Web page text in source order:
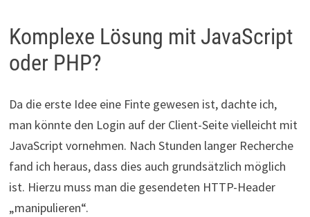
Komplexe Lösung mit JavaScript
oder PHP?
Da die erste Idee eine Finte gewesen ist, dachte ich,
man könnte den Login auf der Client-Seite vielleicht mit
JavaScript vornehmen. Nach Stunden langer Recherche
fand ich heraus, dass dies auch grundsätzlich möglich
ist. Hierzu muss man die gesendeten HTTP-Header
„manipulieren“.